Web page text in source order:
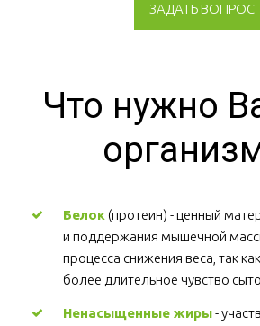
ЗАДАТЬ ВОПРОС
Что нужно
Белок (протеин) - ценный
и поддержания мышечной
процесса снижения веса, так
более длительное чувство
Ненасыщенные жиры-